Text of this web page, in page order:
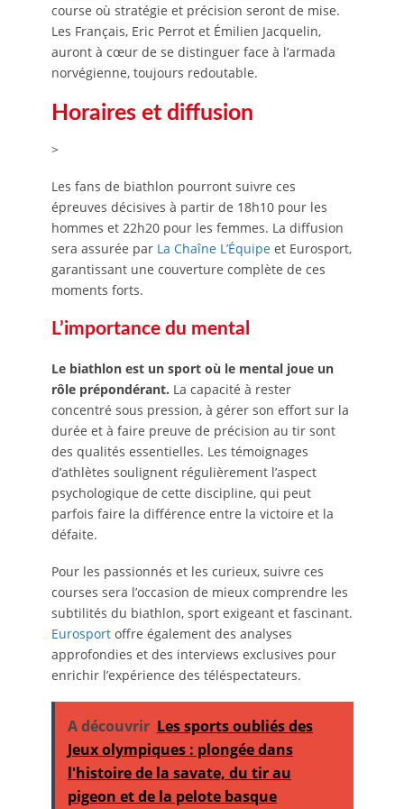
course où stratégie et précision seront de mise.
Les Français, Eric Perrot et Émilien Jacquelin,
auront à cœur de se distinguer face à l’armada
norvégienne, toujours redoutable.
Horaires et diffusion
>
Les fans de biathlon pourront suivre ces
épreuves décisives à partir de 18h10 pour les
hommes et 22h20 pour les femmes. La diffusion
sera assurée par La Chaîne L’Équipeet Eurosport,
garantissant une couverture complète de ces
moments forts.
L’importance du mental
Le biathlon est un sport où le mental joue un
rôle prépondérant. La capacité à rester
concentré sous pression, à gérer son effort sur la
durée et à faire preuve de précision au tir sont
des qualités essentielles. Les témoignages
d’athlètes soulignent régulièrement l’aspect
psychologique de cette discipline, qui peut
parfois faire la différence entre la victoire et la
défaite.
Pour les passionnés et les curieux, suivre ces
courses sera l’occasion de mieux comprendre les
subtilités du biathlon, sport exigeant et fascinant.
Eurosportoffre également des analyses
approfondies et des interviews exclusives pour
enrichir l’expérience des téléspectateurs.
A découvrir Les sports oubliés des
Jeux olympiques : plongée dans
l'histoire de la savate, du tir au
pigeon et de la pelote basque